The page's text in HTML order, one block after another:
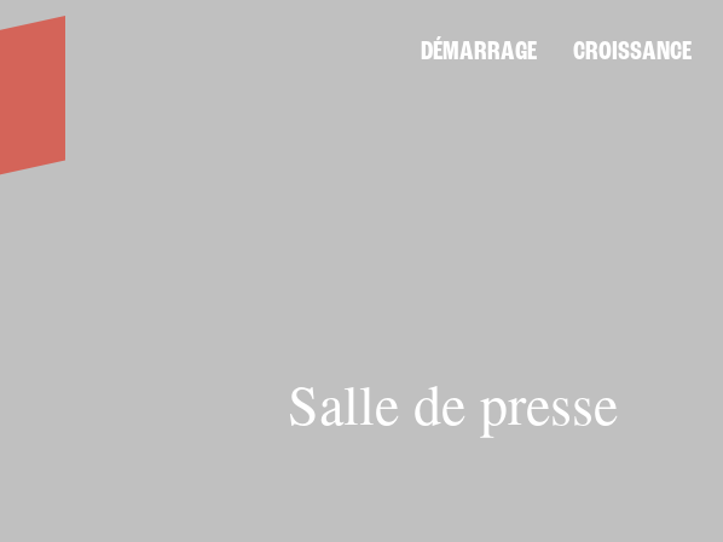
DÉMARRAGE CROISSANCE
Salle de presse